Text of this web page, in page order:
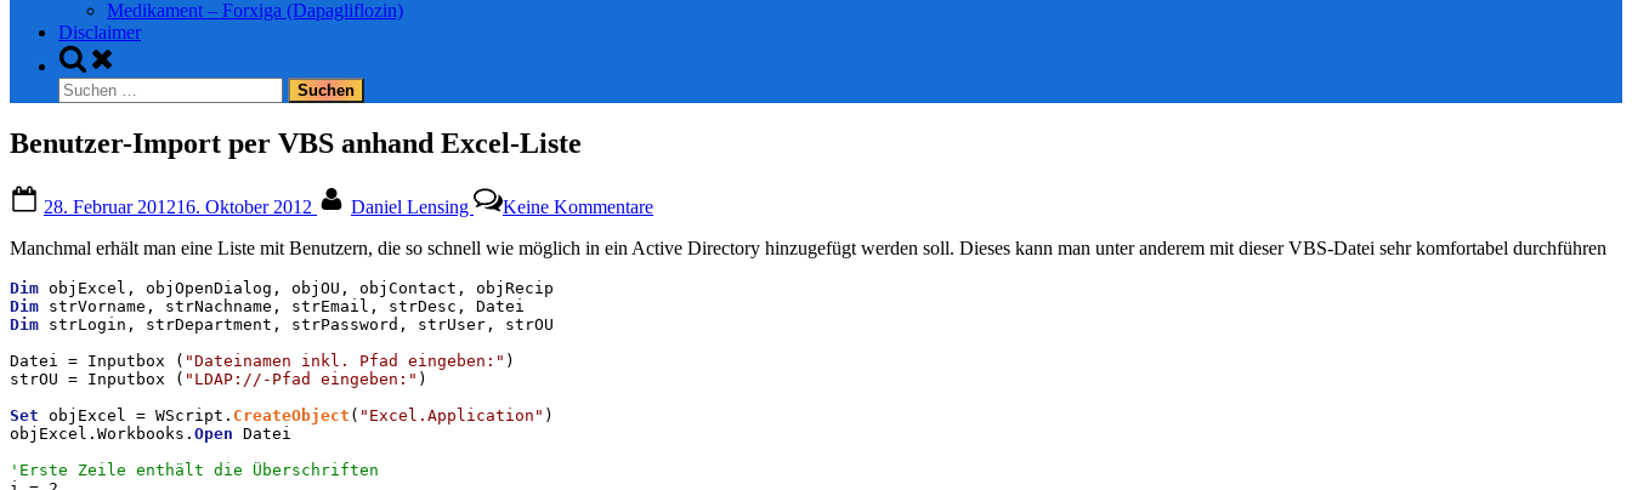
Medikament – Forxiga (Dapagliflozin)
Disclaimer
Toggle
search
form
Suchen
nach:
Benutzer-Import per VBS anhand Excel-Liste
on
28. Februar 201216. Oktober 2012 Daniel Lensing Keine KommentareBenutzer-
Import
per
Manchmal erhält man eine Liste mit Benutzern, die so schnell wie möglich in ein Active Directory hinzugefügt werden soll. Dieses kann man unter anderem mit dieser VBS-Datei sehr komfortabel durchführen
Dim
Dim
Dim strLogin, strDepartment, strPassword, strUser, strOU
Datei = Inputbox ( "Dateinamen inkl. Pfad eingeben:" )
strOU = Inputbox ( "LDAP://-Pfad eingeben:" )
Set objExcel = WScript. CreateObject ( "Excel.Application" )
objExcel.Workbooks. Open Datei
'Erste Zeile enthält die Überschriften